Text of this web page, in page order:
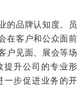
的品牌认知度。员
在客户和公众面前
户见面、展会等场
提升公司的专业形
一步促进业务的开